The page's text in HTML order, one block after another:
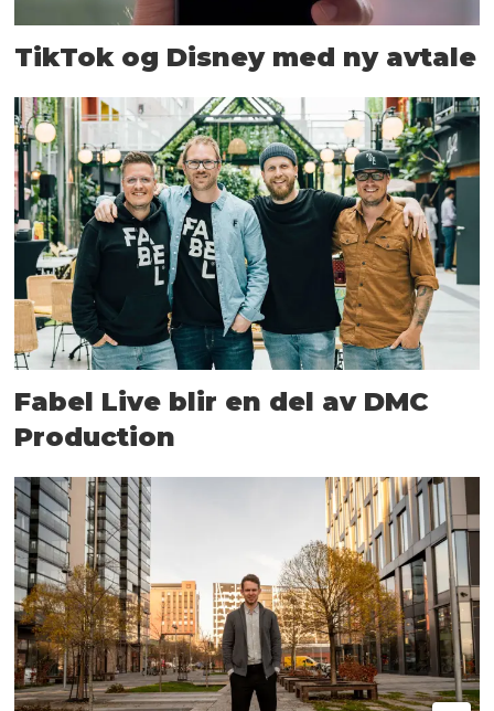
TikTok og Disney med ny avtale
Fabel Live blir en del av DMC
Production